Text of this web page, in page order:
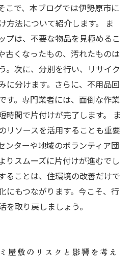
こで、本ブログでは伊勢原市に
方法について紹介します。 ま
プは、不要な物品を見極めるこ
古くなったもの、汚れたものは
。次に、分別を行い、リサイク
に分けます。さらに、不用品回
す。専門業者には、面倒な作業
時間で片付けが完了します。 ま
リソースを活用することも重要
ンターや地域のボランティア団
りスムーズに片付けが進むでし
ることは、住環境の改善だけで
にもつながります。今こそ、行
取り戻しましょう。
屋敷のリスクと影響を考え